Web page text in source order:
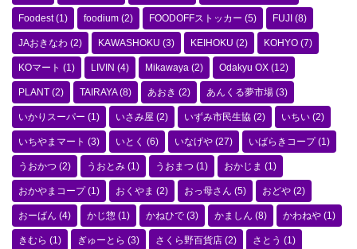
Foodest(1) foodium (2) FOODOFFストッカー (5) FUJI (8)
JAおきなわ (2) KAWASHOKU (3) KEIHOKU (2) KOHYO (7)
KOマート (1) LIVIN (4) Mikawaya (2) Odakyu OX (12)
PLANT (2) TAIRAYA(8) あおき (2) あんくる夢市場 (3)
いかりスーパー (1) いさみ屋 (2) いずみ市民生協 (2) いちい (2)
いちやまマート (3) いとく (6) いなげや (27) いばらきコープ(1)
うおかつ (2) うおとみ (1) うおまつ (1) おかじま (1)
おかやまコープ(1) おくやま (2) おっ母さん (5) おどや (2)
おーばん (4) かじ惣 (1) かねひで (3) かましん (8) かわねや (1)
きむら (1) ぎゅーとら (3) さくら野百貨店 (2) さとう (1)